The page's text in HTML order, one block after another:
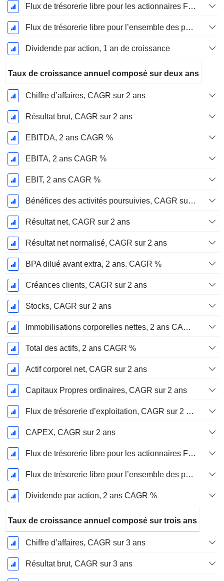
Flux de trésorerie libre pour les actionnaires FCFE, Croissance 1 an
Flux de trésorerie libre pour l’ensemble des pourvoyeurs de fonds (créanciers et actionnaires) FCFF, Croissance 1 an
Dividende par action, 1 an de croissance
Taux de croissance annuel composé sur deux ans
Chiffre d’affaires, CAGR sur 2 ans
Résultat brut, CAGR sur 2 ans
EBITDA, 2 ans CAGR %
EBITA, 2 ans CAGR %
EBIT, 2 ans CAGR %
Bénéfices des activités poursuivies, CAGR sur 2 ans
Résultat net, CAGR sur 2 ans
Résultat net normalisé, CAGR sur 2 ans
BPA dilué avant extra, 2 ans. CAGR %
Créances clients, CAGR sur 2 ans
Stocks, CAGR sur 2 ans
Immobilisations corporelles nettes, 2 ans CAGR %
Total des actifs, 2 ans CAGR %
Actif corporel net, CAGR sur 2 ans
Capitaux Propres ordinaires, CAGR sur 2 ans
Flux de trésorerie d’exploitation, CAGR sur 2 ans
CAPEX, CAGR sur 2 ans
Flux de trésorerie libre pour les actionnaires FCFE, CAGR sur 2 ans
Flux de trésorerie libre pour l’ensemble des pourvoyeurs de fonds (créanciers et actionnaires) FCFF, CAGR sur 2 ans
Dividende par action, 2 ans CAGR %
Taux de croissance annuel composé sur trois ans
Chiffre d’affaires, CAGR sur 3 ans
Résultat brut, CAGR sur 3 ans